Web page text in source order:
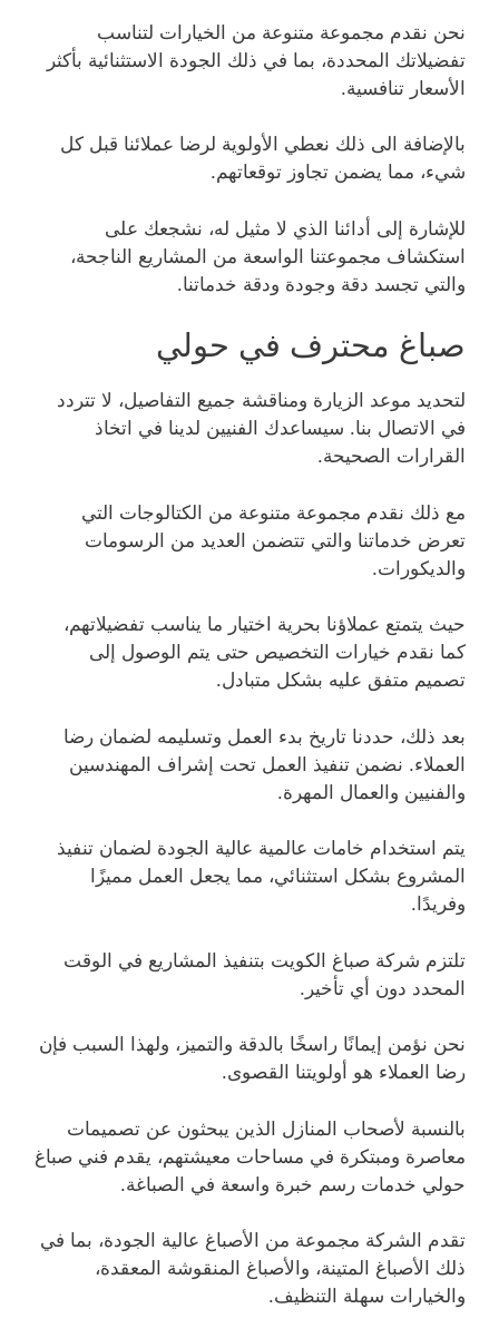
نحن نقدم مجموعة متنوعة من الخيارات لتناسب
تفضيلاتك المحددة، بما في ذلك الجودة الاستثنائية بأكثر
الأسعار تنافسية.
بالإضافة الى ذلك نعطي الأولوية لرضا عملائنا قبل كل
شيء، مما يضمن تجاوز توقعاتهم.
للإشارة إلى أدائنا الذي لا مثيل له، نشجعك على
استكشاف مجموعتنا الواسعة من المشاريع الناجحة،
والتي تجسد دقة وجودة ودقة خدماتنا.
صباغ محترف في حولي
لتحديد موعد الزيارة ومناقشة جميع التفاصيل، لا تتردد
في الاتصال بنا. سيساعدك الفنيين لدينا في اتخاذ
القرارات الصحيحة.
مع ذلك نقدم مجموعة متنوعة من الكتالوجات التي
تعرض خدماتنا والتي تتضمن العديد من الرسومات
والديكورات.
حيث يتمتع عملاؤنا بحرية اختيار ما يناسب تفضيلاتهم،
كما نقدم خيارات التخصيص حتى يتم الوصول إلى
تصميم متفق عليه بشكل متبادل.
بعد ذلك، حددنا تاريخ بدء العمل وتسليمه لضمان رضا
العملاء. نضمن تنفيذ العمل تحت إشراف المهندسين
والفنيين والعمال المهرة.
يتم استخدام خامات عالمية عالية الجودة لضمان تنفيذ
المشروع بشكل استثنائي، مما يجعل العمل مميزًا
وفريدًا.
تلتزم شركة صباغ الكويت بتنفيذ المشاريع في الوقت
المحدد دون أي تأخير.
نحن نؤمن إيمانًا راسخًا بالدقة والتميز، ولهذا السبب فإن
رضا العملاء هو أولويتنا القصوى.
بالنسبة لأصحاب المنازل الذين يبحثون عن تصميمات
معاصرة ومبتكرة في مساحات معيشتهم، يقدم فني صباغ
حولي خدمات رسم خبرة واسعة في الصباغة.
تقدم الشركة مجموعة من الأصباغ عالية الجودة، بما في
ذلك الأصباغ المتينة، والأصباغ المنقوشة المعقدة،
والخيارات سهلة التنظيف.